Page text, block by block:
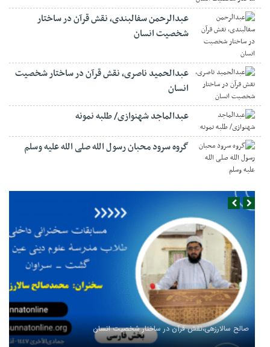
عبدالرحمن سفالبندی، نقش قرآن در ساختار
شخصیت انسان
عبدالحمید ناصری، نقش قرآن در ساختار شخصیت
انسان
عبدالماجد شهنوازی/ طلبه نمونه
گروه سرود محبان رسول الله صلی الله علیه وسلم
صالح سالارزهی،‌نقش قرآن در ساختار شخصیت انسان